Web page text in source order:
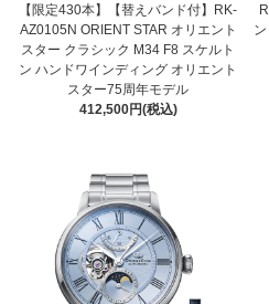
【限定430本】【替えバンド付】RK-
AZ0105N ORIENT STAR オリエント
スター クラシック M34 F8 スケルト
ン ハンドワインディング オリエント
スター75周年モデル
412,500円(税込)